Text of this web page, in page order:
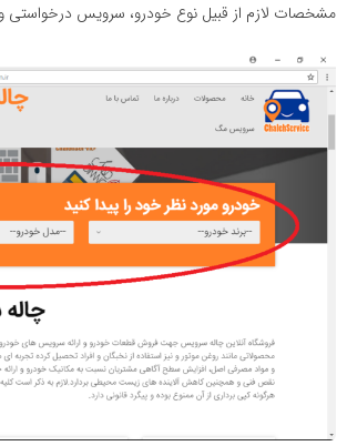
مشخصات لازم از قبیل نوع خودرو، سرویس درخواستی